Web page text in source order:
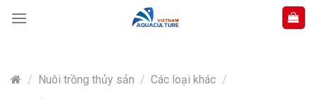
content
/ Nuôi trồng thủy sản / Các loại khác /